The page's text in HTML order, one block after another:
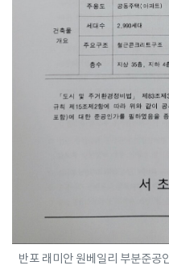
반포 래미안 원베일리 부분준